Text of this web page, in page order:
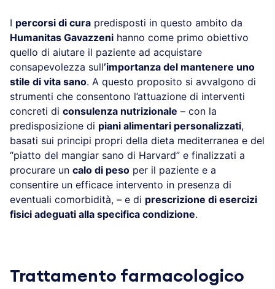
I percorsi di cura predisposti in questo ambito da
Humanitas Gavazzeni hanno come primo obiettivo
quello di aiutare il paziente ad acquistare
consapevolezza sull’importanza del mantenere uno
stile di vita sano. A questo proposito si avvalgono di
strumenti che consentono l’attuazione di interventi
concreti di consulenza nutrizionale – con la
predisposizione di piani alimentari personalizzati,
basati sui principi propri della dieta mediterranea e del
“piatto del mangiar sano di Harvard” e finalizzati a
procurare un calo di peso per il paziente e a
consentire un efficace intervento in presenza di
eventuali comorbidità, – e di prescrizione di esercizi
fisici adeguati alla specifica condizione.
Trattamento farmacologico